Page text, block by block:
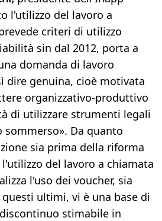
l'utilizzo del lavoro a
criteri di utilizzo
sin dal 2012, porta a
domanda di lavoro
dire genuina, cioè motivata
organizzativo-produttivo
di utilizzare strumenti legali
sommerso». Da quanto
sia prima della riforma
del lavoro a chiamata
l'uso dei voucher, sia
ultimi, vi è una base di
stimabile in